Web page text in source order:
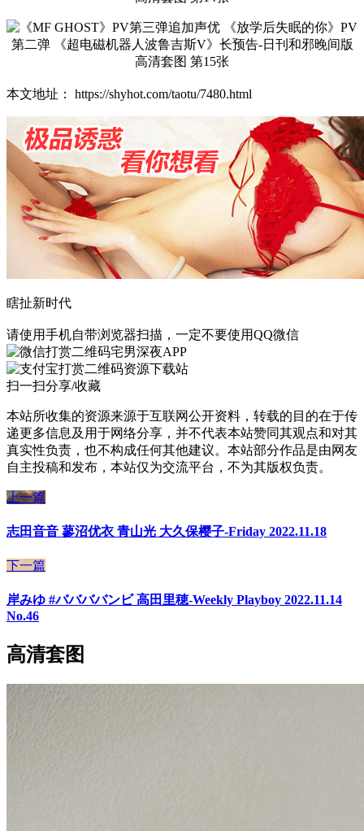
本文地址： https://shyhot.com/taotu/7480.html
瞎扯新时代
请使用手机自带浏览器扫描，一定不要使用QQ微信
宅男深夜APP
资源下载站
扫一扫分享/收藏
本站所收集的资源来源于互联网公开资料，转载的目的在于传
递更多信息及用于网络分享，并不代表本站赞同其观点和对其
真实性负责，也不构成任何其他建议。本站部分作品是由网友
自主投稿和发布，本站仅为交流平台，不为其版权负责。
上一篇
志田音音 蓼沼优衣 青山光 大久保樱子-Friday 2022.11.18
下一篇
岸みゆ #ババババンビ 高田里穂-Weekly Playboy 2022.11.14
No.46
高清套图